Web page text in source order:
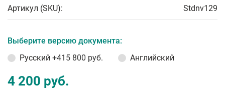
Артикул (SKU): Stdnv129
Выберите версию документа:
Русский +415 800 руб. Английский
4 200 руб.